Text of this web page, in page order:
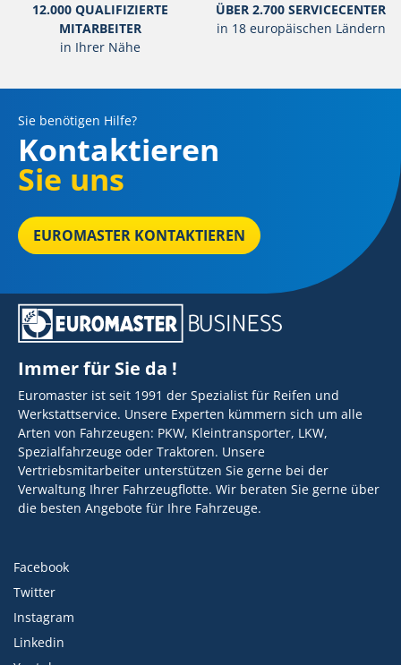
12.000 QUALIFIZIERTE
MITARBEITER
in Ihrer Nähe
ÜBER 2.700 SERVICECENTER
in 18 europäischen Ländern
Sie benötigen Hilfe?
Kontaktieren
Sie uns
EUROMASTER KONTAKTIEREN
Immer für Sie da !
Euromaster ist seit 1991 der Spezialist für Reifen und
Werkstattservice. Unsere Experten kümmern sich um alle
Arten von Fahrzeugen: PKW, Kleintransporter, LKW,
Spezialfahrzeuge oder Traktoren. Unsere
Vertriebsmitarbeiter unterstützen Sie gerne bei der
Verwaltung Ihrer Fahrzeugflotte. Wir beraten Sie gerne über
die besten Angebote für Ihre Fahrzeuge.
Facebook
Twitter
Instagram
Linkedin